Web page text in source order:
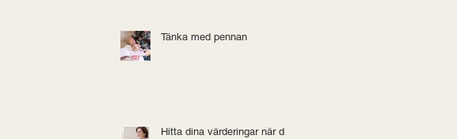
Tänka med pennan
Hitta dina värderingar när det